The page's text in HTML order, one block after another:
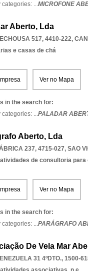
categories: ...MICROFONE
Aberto, Lda
517, 4410-222,
e casas de chá
Ver no Mapa
in the search for:
categories: ...PALADAR
Aberto, Lda
237, 4715-027, SAO
de consultoria para
Ver no Mapa
in the search for:
categories: ...PARÁGRAFO
De Vela Mar
31 4ºDTO., 1500-